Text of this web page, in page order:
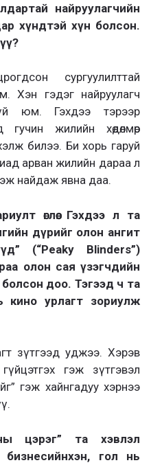
найруулагчийн
хүндтэй хүн болсон.
сургуулилттай
Хэн гэдэг найруулагч
юм. Гэхдээ тэрээр
жилийн хөдөлмөр
билээ. Би хорь гаруй
арван жилийн дараа л
найдаж явна даа.
өглөө. Гэхдээ л та
дүрийг олон ангит
(“Peaky Blinders”)
олон сая үзэгчдийн
доо. Тэгээд ч та
кино урлагт зориулж
зүтгээд уджээ. Хэрэв
гэж зүтгэвэл
гэж хайнгадуу хэрнээ
цэрэг” та хэвлэл
гол нь